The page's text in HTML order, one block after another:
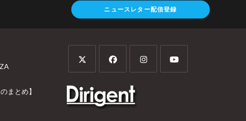
ニュースレター配信登録
まとめ】